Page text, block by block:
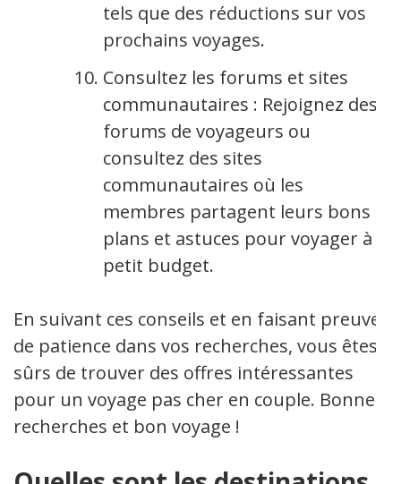
tels que des réductions sur vos
prochains voyages.
Consultez les forums et sites
communautaires : Rejoignez des
forums de voyageurs ou
consultez des sites
communautaires où les
membres partagent leurs bons
plans et astuces pour voyager à
petit budget.
En suivant ces conseils et en faisant preuve
de patience dans vos recherches, vous êtes
sûrs de trouver des offres intéressantes
pour un voyage pas cher en couple. Bonnes
recherches et bon voyage !